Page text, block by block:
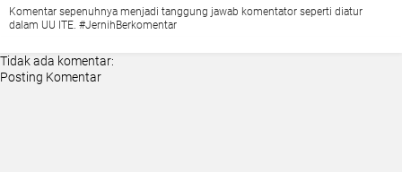
Komentar sepenuhnya menjadi tanggung jawab komentator seperti diatur
dalam UU ITE. #JernihBerkomentar
Tidak ada komentar:
Posting Komentar